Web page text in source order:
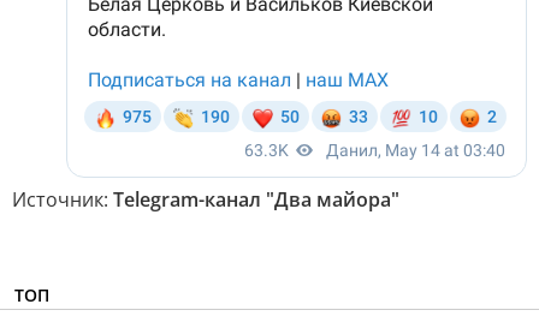
Источник: Telegram-канал "Два майора"
ТОП